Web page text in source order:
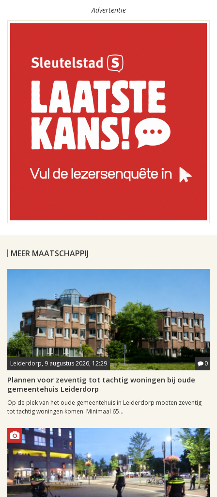
Advertentie
MEER MAATSCHAPPIJ
Leiderdorp, 9 augustus 2026, 12:29 0
Plannen voor zeventig tot tachtig woningen bij oude
gemeentehuis Leiderdorp
Op de plek van het oude gemeentehuis in Leiderdorp moeten zeventig
tot tachtig woningen komen. Minimaal 65...